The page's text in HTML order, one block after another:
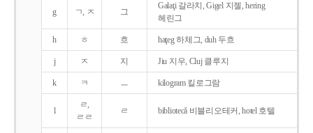
g ㄱ, ㅈ 그
Galaţi 갈라치, Gigel 지젤, hering
헤린그
h ㅎ 흐 haţeg 하체그, duh 두흐
j ㅈ 지 Jiu 지우, Cluj 클루지
k ㅋ ㅡ kilogram 킬로그람
l
ㄹ,
ㄹㄹ
ㄹ bibliotecǎ 비블리오테커, hotel 호텔